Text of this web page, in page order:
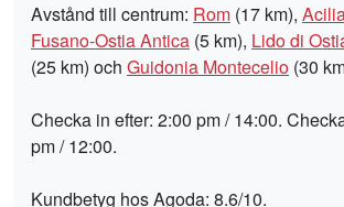
Avstånd till centrum: Rom (17 km),
Fusano-Ostia Antica (5 km), Lido di
(25 km) och Guidonia Montecelio (30
Checka in efter: 2:00 pm / 14:00.
pm / 12:00.
Kundbetyg hos Agoda: 8.6/10.